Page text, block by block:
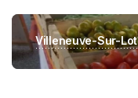
Villeneuve-Sur-Lot